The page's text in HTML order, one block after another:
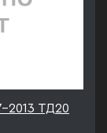
2013 ТД20